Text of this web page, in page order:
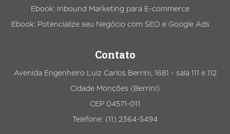
Ebook: Inbound Marketing para E-commerce
Ebook: Potencialize seu Negócio com SEO e Google Ads
Contato
Avenida Engenheiro Luiz Carlos Berrini, 1681 - sala 111 e 112
Cidade Monções (Berrini)
CEP 04571-011
Telefone: (11) 2364-5494